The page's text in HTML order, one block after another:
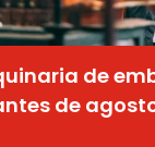
de
de